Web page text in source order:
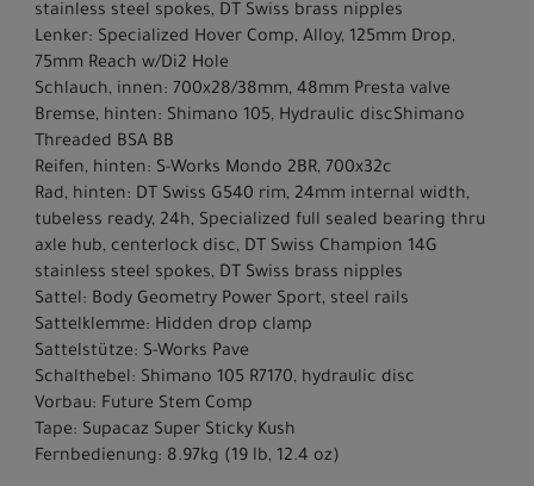
stainless steel spokes, DT Swiss brass nipples
Lenker: Specialized Hover Comp, Alloy, 125mm Drop,
75mm Reach w/Di2 Hole
Schlauch, innen: 700x28/38mm, 48mm Presta valve
Bremse, hinten: Shimano 105, Hydraulic discShimano
Threaded BSA BB
Reifen, hinten: S-Works Mondo 2BR, 700x32c
Rad, hinten: DT Swiss G540 rim, 24mm internal width,
tubeless ready, 24h, Specialized full sealed bearing thru
axle hub, centerlock disc, DT Swiss Champion 14G
stainless steel spokes, DT Swiss brass nipples
Sattel: Body Geometry Power Sport, steel rails
Sattelklemme: Hidden drop clamp
Sattelstütze: S-Works Pave
Schalthebel: Shimano 105 R7170, hydraulic disc
Vorbau: Future Stem Comp
Tape: Supacaz Super Sticky Kush
Fernbedienung: 8.97kg (19 lb, 12.4 oz)